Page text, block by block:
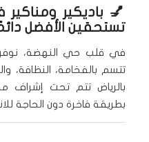
💅 باديكير
تستحقين الأفضل
في قلب حي النهضة، نوفر
تتسم بالفخامة، النظافة،
بالرياض تتم تحت إشراف
بطريقة فاخرة دون الحاجة